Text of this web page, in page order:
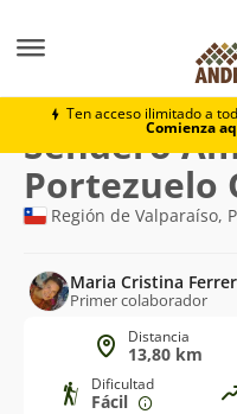
Ten acceso ilimitado a
Comienza
Ruta
de
trekking
Sendero
Portezuelo
Región de Valparaíso,
Maria Cristina
Primer colaborador
Distancia
13,80 km
Dificultad
Fácil